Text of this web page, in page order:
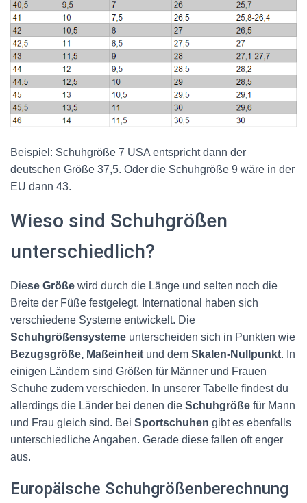
Beispiel: Schuhgröße 7 USA entspricht dann der
deutschen Größe 37,5. Oder die Schuhgröße 9 wäre in der
EU dann 43.
Wieso sind Schuhgrößen
unterschiedlich?
Diese Größe wird durch die Länge und selten noch die
Breite der Füße festgelegt. International haben sich
verschiedene Systeme entwickelt. Die
Schuhgrößensysteme unterscheiden sich in Punkten wie
Bezugsgröße, Maßeinheit und dem Skalen-Nullpunkt. In
einigen Ländern sind Größen für Männer und Frauen
Schuhe zudem verschieden. In unserer Tabelle findest du
allerdings die Länder bei denen die Schuhgröße für Mann
und Frau gleich sind. Bei Sportschuhen gibt es ebenfalls
unterschiedliche Angaben. Gerade diese fallen oft enger
aus.
Europäische Schuhgrößenberechnung